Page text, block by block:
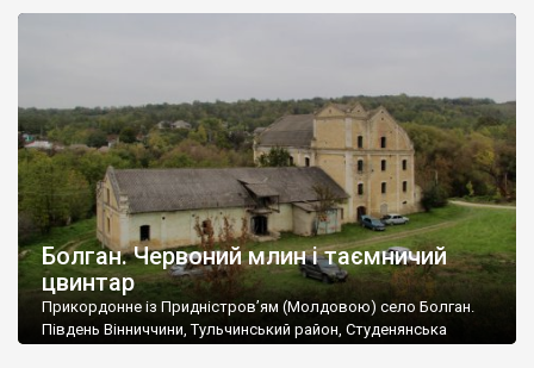
Болган. Червоний млин і таємничий
цвинтар
Прикордонне із Придністров’ям (Молдовою) село Болган.
Південь Вінниччини, Тульчинський район, Студенянська